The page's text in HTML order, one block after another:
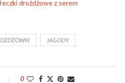
JAGODY
0